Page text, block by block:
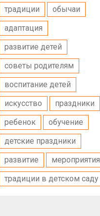
традиции
обычаи
адаптация
развитие детей
советы родителям
воспитание детей
искусство
праздники
ребенок
обучение
детские праздники
развитие
мероприятия
традиции в детском саду